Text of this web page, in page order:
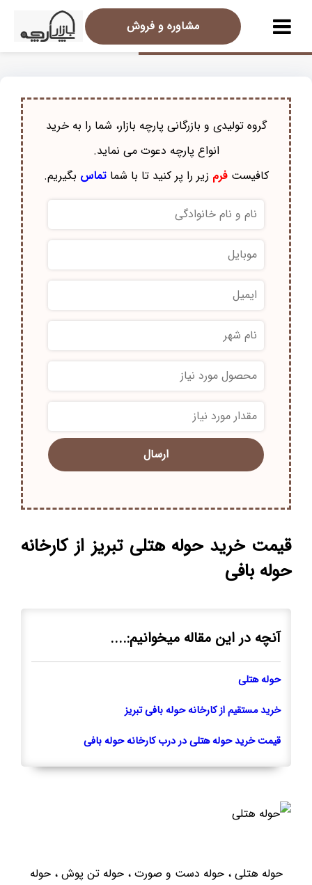
مشاوره و فروش
گروه تولیدی و بازرگانی پارچه بازار، شما را به خرید
انواع پارچه دعوت می نماید.
کافیستفرم زیر را پر کنید تا با شماتماس بگیریم.
*
*
قیمت خرید حوله هتلی تبریز از کارخانه
حوله بافی
آنچه در این مقاله میخوانیم:....
حوله هتلی
خرید مستقیم از کارخانه حوله بافی تبریز
قیمت خرید حوله هتلی در درب کارخانه حوله بافی
حوله هتلی ، حوله دست و صورت ، حوله تن پوش ، حوله